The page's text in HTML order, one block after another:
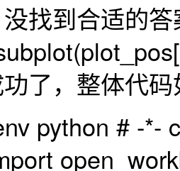
找到合适的
了，整体代
python # -*-